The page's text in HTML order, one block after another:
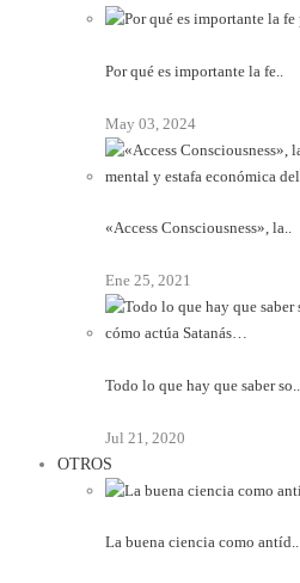
Por qué es importante la fe..
May 03, 2024
«Access Consciousness», la..
Ene 25, 2021
Todo lo que hay que saber so..
Jul 21, 2020
OTROS
La buena ciencia como antíd..